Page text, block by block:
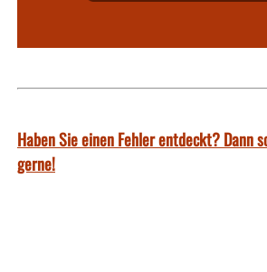
Haben Sie einen Fehler entdeckt? Dann
gerne!